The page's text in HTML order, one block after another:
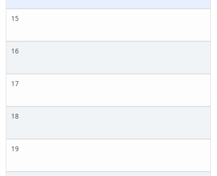
15
16
17
18
19